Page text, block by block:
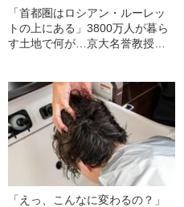
「首都圏はロシアン・ルーレッ
トの上にある」3800万人が暮ら
す土地で何が…京大名誉教授が
「えっ、こんなに変わるの？」